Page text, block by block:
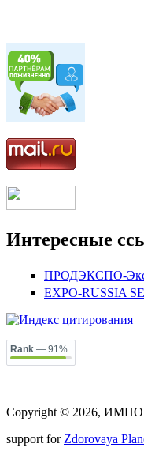
Интересные
ПРОДЭКСПО-
EXPO-RUSSIA
Rank — 91%
Copyright © 2026,
support for Zdorovaya